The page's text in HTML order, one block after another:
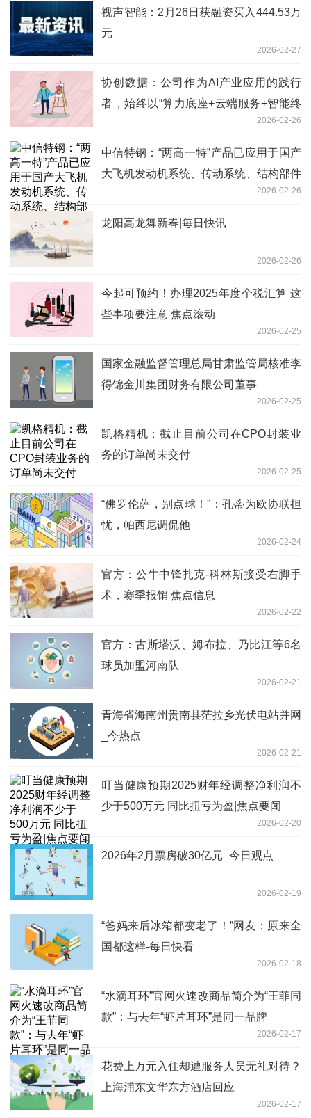
视声智能：2月26日获融资买入444.53万
元
2026-02-27
协创数据：公司作为AI产业应用的践行
者，始终以“算力底座+云端服务+智能终
端”三位一体布局为核心-焦点简讯2026-02-26
中信特钢：“两高一特”产品已应用于国产
大飞机发动机系统、传动系统、结构部件
2026-02-26
龙阳高龙舞新春|每日快讯
2026-02-26
今起可预约！办理2025年度个税汇算 这
些事项要注意 焦点滚动
2026-02-25
国家金融监督管理总局甘肃监管局核准李
得锦金川集团财务有限公司董事
2026-02-25
凯格精机：截止目前公司在CPO封装业
务的订单尚未交付
2026-02-25
“佛罗伦萨，别点球！”：孔蒂为欧协联担
忧，帕西尼调侃他
2026-02-24
官方：公牛中锋扎克-科林斯接受右脚手
术，赛季报销 焦点信息
2026-02-22
官方：古斯塔沃、姆布拉、乃比江等6名
球员加盟河南队
2026-02-21
青海省海南州贵南县茫拉乡光伏电站并网
_今热点
2026-02-21
叮当健康预期2025财年经调整净利润不
少于500万元 同比扭亏为盈|焦点要闻
2026-02-20
2026年2月票房破30亿元_今日观点
2026-02-19
“爸妈来后冰箱都变老了！”网友：原来全
国都这样-每日快看
2026-02-18
“水滴耳环”官网火速改商品简介为“王菲同
款”：与去年“虾片耳环”是同一品牌
2026-02-17
花费上万元入住却遭服务人员无礼对待？
上海浦东文华东方酒店回应
2026-02-17